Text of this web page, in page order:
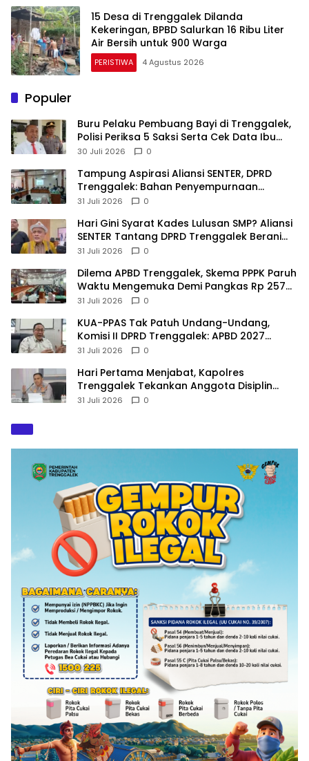
15 Desa di Trenggalek Dilanda
Kekeringan, BPBD Salurkan 16 Ribu Liter
Air Bersih untuk 900 Warga
PERISTIWA 4 Agustus 2026
Populer
Buru Pelaku Pembuang Bayi di Trenggalek,
Polisi Periksa 5 Saksi Serta Cek Data Ibu
Melahirkan
30 Juli 2026 0
Tampung Aspirasi Aliansi SENTER, DPRD
Trenggalek: Bahan Penyempurnaan
Raperda Desa dan Pilkades
31 Juli 2026 0
Hari Gini Syarat Kades Lulusan SMP? Aliansi
SENTER Tantang DPRD Trenggalek Berani
Gunakan Open Legal Policy!
31 Juli 2026 0
Dilema APBD Trenggalek, Skema PPPK Paruh
Waktu Mengemuka Demi Pangkas Rp 257
Miliar
31 Juli 2026 0
KUA-PPAS Tak Patuh Undang-Undang,
Komisi II DPRD Trenggalek: APBD 2027
Terancam Sanksi
31 Juli 2026 0
Hari Pertama Menjabat, Kapolres
Trenggalek Tekankan Anggota Disiplin
Hindari Pelanggaran
31 Juli 2026 0